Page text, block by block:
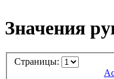
Значения
Страницы: